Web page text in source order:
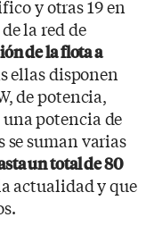
y otras 19 en
la red de
de la flota a
ellas disponen
de potencia,
potencia de
se suman varias
un total de 80
actualidad y que